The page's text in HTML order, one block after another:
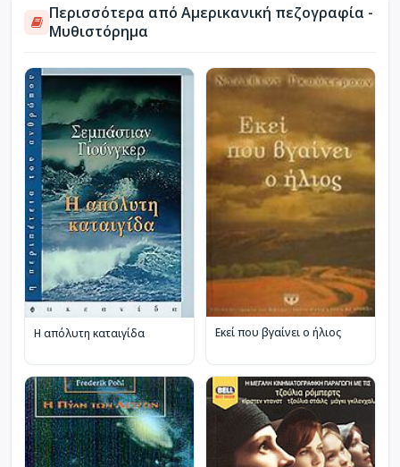
Περισσότερα από Αμερικανική πεζογραφία -
Μυθιστόρημα
Η απόλυτη καταιγίδα Εκεί που βγαίνει ο ήλιος